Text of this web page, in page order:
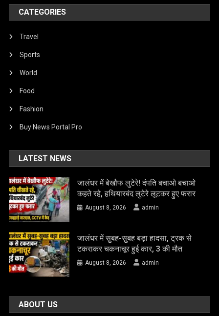
CATEGORIES
Travel
Sports
World
Food
Fashion
Buy News Portal Pro
LATEST NEWS
जालंधर में बेखौफ लुटेरे! दंपति बचाओ बचाओ
कहते रहे, हथियारबंद लुटेरे लूटकर हुए फरार
August 8, 2026 admin
जालंधर में सुबह-सुबह बड़ा हादसा, ट्रक से
टकराकर चकनाचूर हुई कार, 3 की मौत
August 8, 2026 admin
ABOUT US